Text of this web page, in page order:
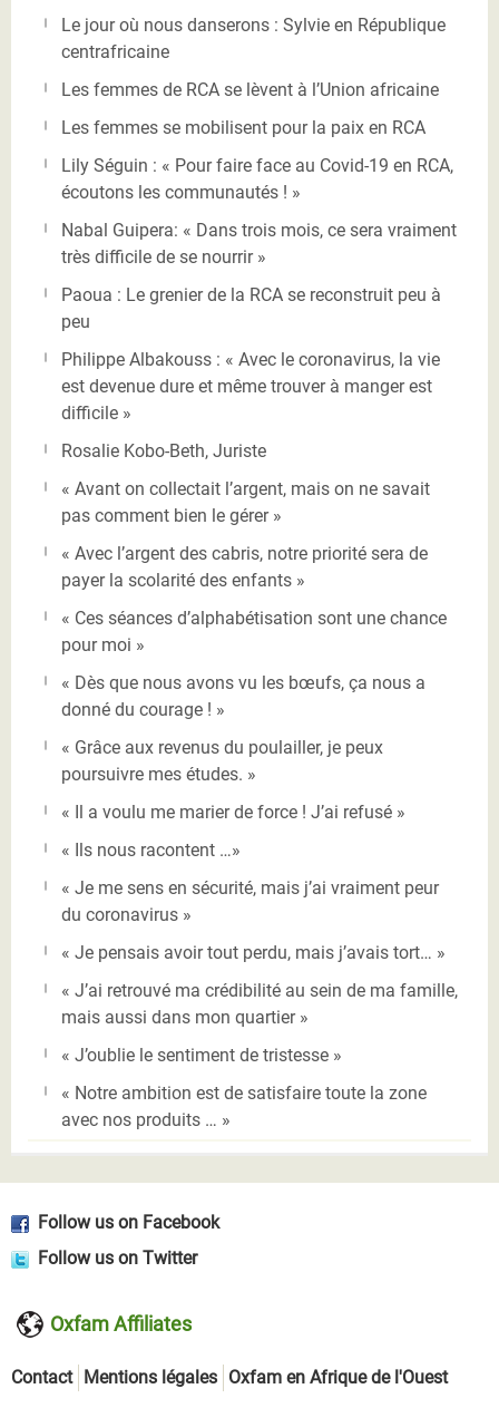
Le jour où nous danserons : Sylvie en République
centrafricaine
Les femmes de RCA se lèvent à l’Union africaine
Les femmes se mobilisent pour la paix en RCA
Lily Séguin : « Pour faire face au Covid-19 en RCA,
écoutons les communautés ! »
Nabal Guipera: « Dans trois mois, ce sera vraiment
très difficile de se nourrir »
Paoua : Le grenier de la RCA se reconstruit peu à
peu
Philippe Albakouss : « Avec le coronavirus, la vie
est devenue dure et même trouver à manger est
difficile »
Rosalie Kobo-Beth, Juriste
« Avant on collectait l’argent, mais on ne savait
pas comment bien le gérer »
« Avec l’argent des cabris, notre priorité sera de
payer la scolarité des enfants »
« Ces séances d’alphabétisation sont une chance
pour moi »
« Dès que nous avons vu les bœufs, ça nous a
donné du courage ! »
« Grâce aux revenus du poulailler, je peux
poursuivre mes études. »
« Il a voulu me marier de force ! J’ai refusé »
« Ils nous racontent …»
« Je me sens en sécurité, mais j’ai vraiment peur
du coronavirus »
« Je pensais avoir tout perdu, mais j’avais tort… »
« J’ai retrouvé ma crédibilité au sein de ma famille,
mais aussi dans mon quartier »
« J’oublie le sentiment de tristesse »
« Notre ambition est de satisfaire toute la zone
avec nos produits … »
Follow us on Facebook
Follow us on Twitter
Oxfam Affiliates
Contact Mentions légales Oxfam en Afrique de l'Ouest